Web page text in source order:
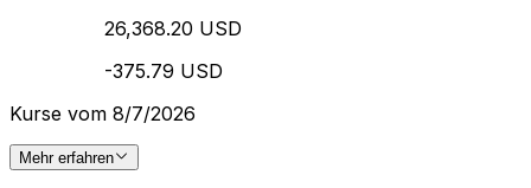
26,368.20 USD
-375.79 USD
Kurse vom 8/7/2026
Mehr erfahren